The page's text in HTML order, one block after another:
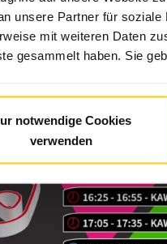
unsere Partner für
mit weiteren Daten
gesammelt haben. Sie
notwendige Cookies
verwenden